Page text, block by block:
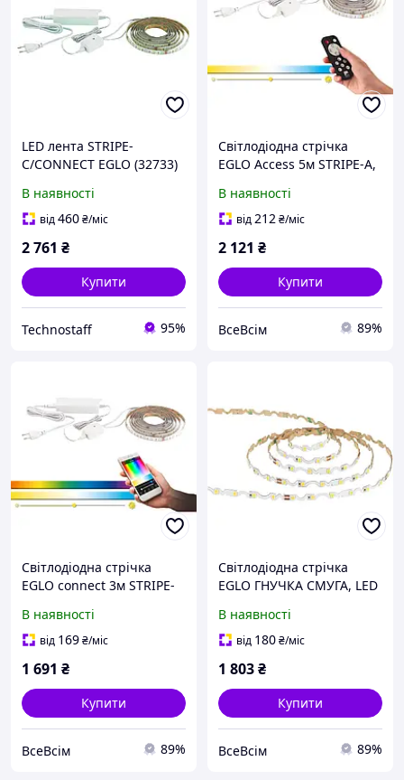
LED лента STRIPE-
C/CONNECT EGLO (32733)
В наявності
від460₴/міс
2 761 ₴
Купити
Technostaff 95%
Світлодіодна стрічка
EGLO Access 5м STRIPE-A,
стрічка самоклеюча і
коротка виготовлена з
В наявності
від212₴/міс
2 121 ₴
Купити
ВсеВсім 89%
Світлодіодна стрічка
EGLO connect 3м STRIPE-
розумного будинку,
стрічка RGB самоклеюча
В наявності
від 169₴/міс
1 691 ₴
Купити
ВсеВсім 89%
Світлодіодна стрічка
EGLO ГНУЧКА СМУГА, LED
стрічка самоклеящаяся і
укорочена, світлова
В наявності
від 180₴/міс
1 803₴
Купити
ВсеВсім 89%